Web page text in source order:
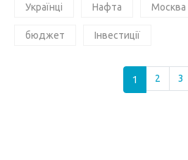
Українці Нафта Москва
бюджет Інвестиції
1 2 3